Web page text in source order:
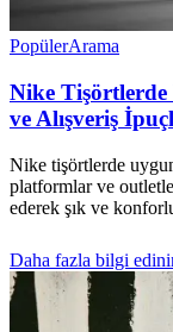
PopülerArama
Nike Tişörtlerde
ve Alışveriş
Nike tişörtlerde
platformlar ve
ederek şık ve
Daha fazla bilgi